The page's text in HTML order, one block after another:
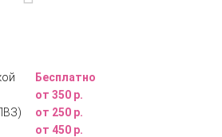
Бесплатно
от 350 р.
от 250 р.
от 450 р.